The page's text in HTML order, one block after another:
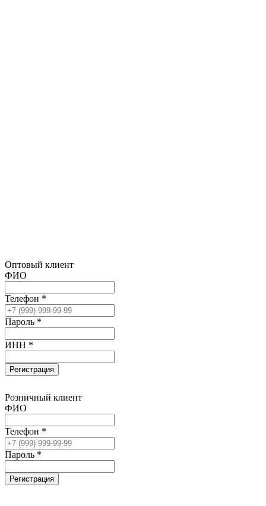
Оптовый клиент
ФИО
Телефон *
Пароль *
ИНН *
Регистрация
Розничный клиент
ФИО
Телефон *
Пароль *
Регистрация